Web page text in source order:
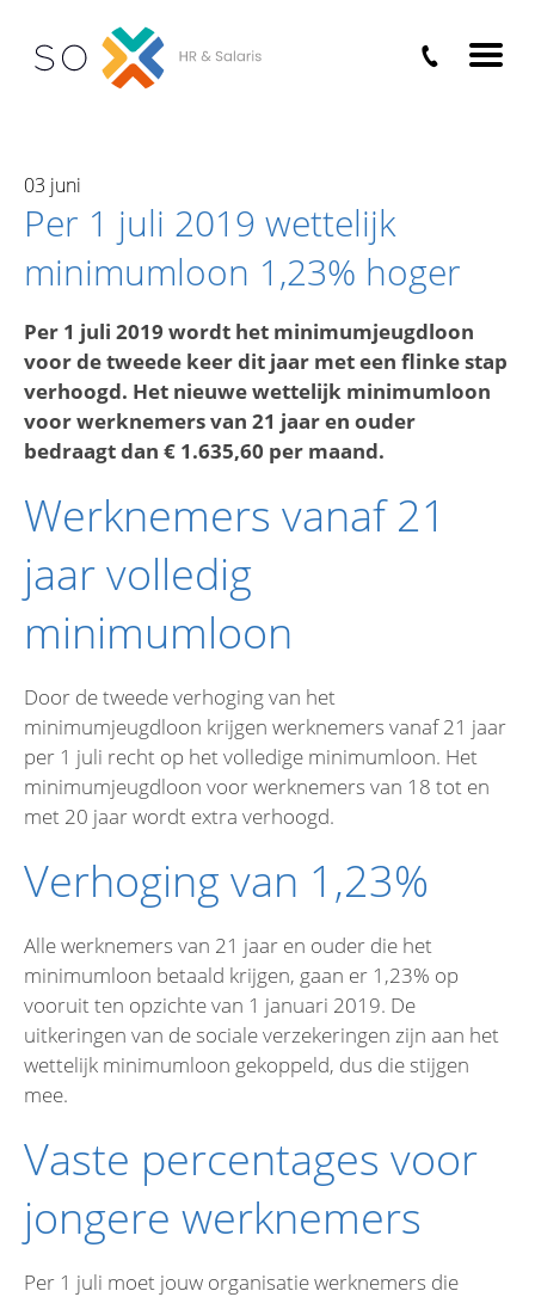
Home Nieuws
Per 1 juli 2019 wettelijk
03 juni
Per 1 juli 2019 wettelijk
minimumloon 1,23% hoger
Per 1 juli 2019 wordt het minimumjeugdloon
voor de tweede keer dit jaar met een flinke stap
verhoogd. Het nieuwe wettelijk minimumloon
voor werknemers van 21 jaar en ouder
bedraagt dan € 1.635,60 per maand.
Werknemers vanaf 21
jaar volledig
minimumloon
Door de tweede verhoging van het
minimumjeugdloon krijgen werknemers vanaf 21 jaar
per 1 juli recht op het volledige minimumloon. Het
minimumjeugdloon voor werknemers van 18 tot en
met 20 jaar wordt extra verhoogd.
Verhoging van 1,23%
Alle werknemers van 21 jaar en ouder die het
minimumloon betaald krijgen, gaan er 1,23% op
vooruit ten opzichte van 1 januari 2019. De
uitkeringen van de sociale verzekeringen zijn aan het
wettelijk minimumloon gekoppeld, dus die stijgen
mee.
Vaste percentages voor
jongere werknemers
Per 1 juli moet jouw organisatie werknemers die